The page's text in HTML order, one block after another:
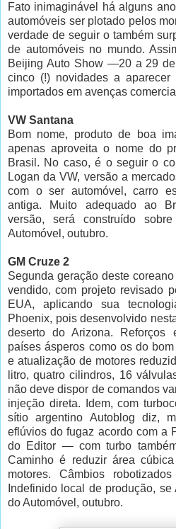
Fato inimaginável há alguns
automóveis ser plotado pelos
verdade de seguir o também
de automóveis no mundo.
Beijing Auto Show —20 a 29
cinco (!) novidades a aparecer
importados em avenças
VW Santana
Bom nome, produto de boa
apenas aproveita o nome do
Brasil. No caso, é o seguir o
Logan da VW, versão a
com o ser automóvel, carro
antiga. Muito adequado ao
versão, será construído
Automóvel, outubro.
GM Cruze 2
Segunda geração deste
vendido, com projeto revisado
EUA, aplicando sua
Phoenix, pois desenvolvido
deserto do Arizona. Reforços
países ásperos como os do
e atualização de motores
litro, quatro cilindros, 16
não deve dispor de comandos
injeção direta. Idem, com
sítio argentino Autoblog diz,
eflúvios do fugaz acordo com a
do Editor — com turbo
Caminho é reduzir área
motores. Câmbios
Indefinido local de produção,
do Automóvel, outubro.